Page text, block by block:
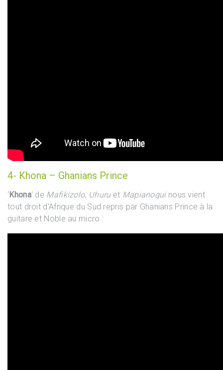
4- Khona – Ghanians Prince
‘Khona‘ de Mafikizolo, Uhuruet Mapianoquinous vient
tout droit d’Afrique du Sud repris par Ghanians Prince à la
guitare et Noble au micro :